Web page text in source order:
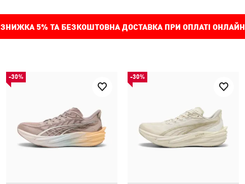
ЗНИЖКА 5% ТА БЕЗКОШТОВНА ДОСТАВКА ПРИ ОПЛАТІ ОНЛАЙН
-30% -30%